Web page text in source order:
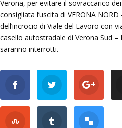
Verona, per evitare il sovraccarico
consigliata l’uscita di VERONA
dell’incrocio di Viale del Lavoro con
casello autostradale di Verona Sud
saranno interrotti.